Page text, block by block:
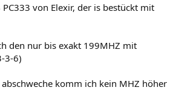
von Elexir, der is bestückt mit
den nur bis exakt 199MHZ mit
3-6)
komm ich kein MHZ höher